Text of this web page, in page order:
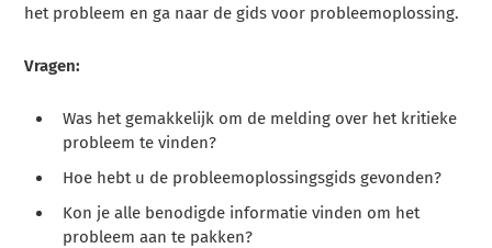
het probleem en ga naar de gids voor probleemoplossing.
Vragen:
Was het gemakkelijk om de melding over het kritieke
probleem te vinden?
Hoe hebt u de probleemoplossingsgids gevonden?
Kon je alle benodigde informatie vinden om het
probleem aan te pakken?